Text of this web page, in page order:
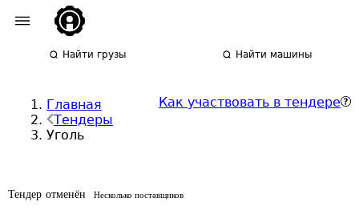
Найти грузы Найти машины
Главная
Тендеры
Уголь
Как участвовать в тендере
Тендер отменён Несколько поставщиков